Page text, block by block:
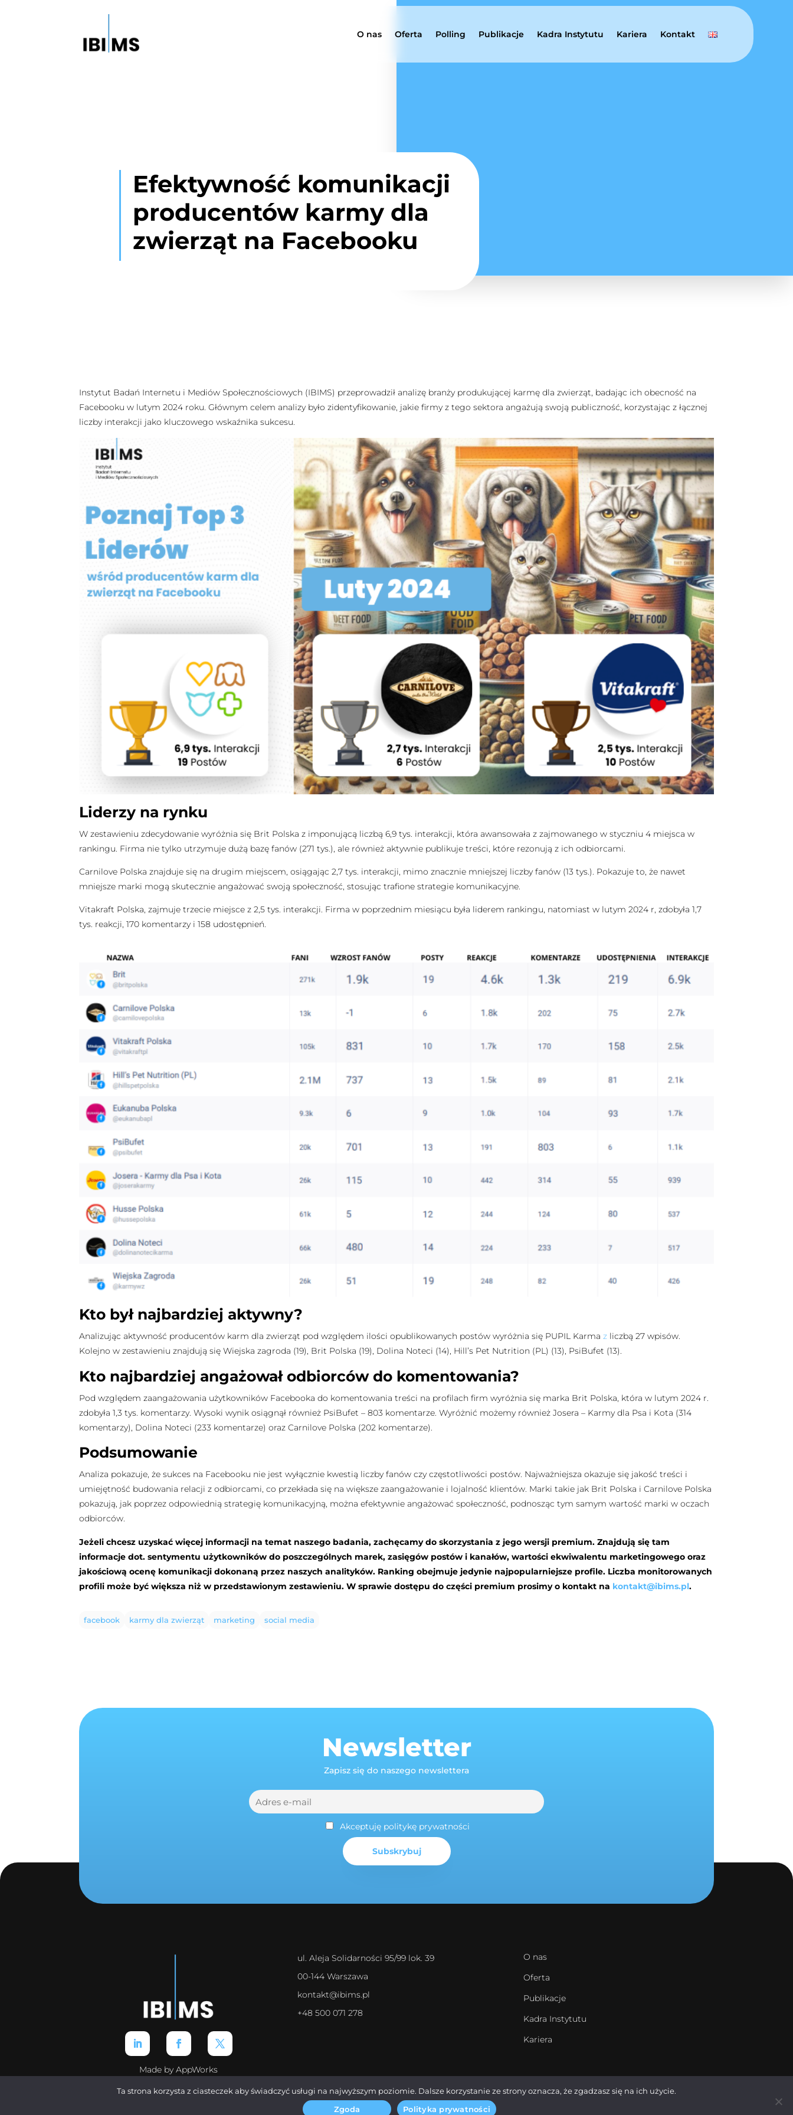
O nas Oferta Polling Publikacje Kadra Instytutu Kariera Kontakt
Efektywność komunikacji
producentów karmy dla
zwierząt na Facebooku
Instytut Badań Internetu i Mediów Społecznościowych (IBIMS) przeprowadził analizę branży produkującej karmę dla zwierząt, badając ich obecność na
Facebooku w lutym 2024 roku. Głównym celem analizy było zidentyfikowanie, jakie firmy z tego sektora angażują swoją publiczność, korzystając z łącznej
liczby interakcji jako kluczowego wskaźnika sukcesu.
Liderzy na rynku
W zestawieniu zdecydowanie wyróżnia się Brit Polska z imponującą liczbą 6,9 tys. interakcji, która awansowała z zajmowanego w styczniu 4 miejsca w
rankingu. Firma nie tylko utrzymuje dużą bazę fanów (271 tys.), ale również aktywnie publikuje treści, które rezonują z ich odbiorcami.
Carnilove Polska znajduje się na drugim miejscem, osiągając 2,7 tys. interakcji, mimo znacznie mniejszej liczby fanów (13 tys.). Pokazuje to, że nawet
mniejsze marki mogą skutecznie angażować swoją społeczność, stosując trafione strategie komunikacyjne.
Vitakraft Polska, zajmuje trzecie miejsce z 2,5 tys. interakcji. Firma w poprzednim miesiącu była liderem rankingu, natomiast w lutym 2024 r, zdobyła 1,7
tys. reakcji, 170 komentarzy i 158 udostępnień.
Kto był najbardziej aktywny?
Analizując aktywność producentów karm dla zwierząt pod względem ilości opublikowanych postów wyróżnia się PUPIL Karmaz liczbą 27 wpisów.
Kolejno w zestawieniu znajdują się Wiejska zagroda (19), Brit Polska (19), Dolina Noteci (14), Hill’s Pet Nutrition (PL) (13), PsiBufet (13).
Kto najbardziej angażował odbiorców do komentowania?
Pod względem zaangażowania użytkowników Facebooka do komentowania treści na profilach firm wyróżnia się marka Brit Polska, która w lutym 2024 r.
zdobyła 1,3 tys. komentarzy. Wysoki wynik osiągnął również PsiBufet – 803 komentarze. Wyróżnić możemy również Josera – Karmy dla Psa i Kota (314
komentarzy), Dolina Noteci (233 komentarze) oraz Carnilove Polska (202 komentarze).
Podsumowanie
Analiza pokazuje, że sukces na Facebooku nie jest wyłącznie kwestią liczby fanów czy częstotliwości postów. Najważniejsza okazuje się jakość treści i
umiejętność budowania relacji z odbiorcami, co przekłada się na większe zaangażowanie i lojalność klientów. Marki takie jak Brit Polska i Carnilove Polska
pokazują, jak poprzez odpowiednią strategię komunikacyjną, można efektywnie angażować społeczność, podnosząc tym samym wartość marki w oczach
odbiorców.
Jeżeli chcesz uzyskać więcej informacji na temat naszego badania, zachęcamy do skorzystania z jego wersji premium. Znajdują się tam
informacje dot. sentymentu użytkowników do poszczególnych marek, zasięgów postów i kanałów, wartości ekwiwalentu marketingowego oraz
jakościową ocenę komunikacji dokonaną przez naszych analityków. Ranking obejmuje jedynie najpopularniejsze profile. Liczba monitorowanych
profili może być większa niż w przedstawionym zestawieniu. W sprawie dostępu do części premium prosimy o kontakt na kontakt@ibims.pl.
facebook karmy dla zwierząt marketing social media
Newsletter
Zapisz się do naszego newslettera
Akceptuję politykę prywatności
Made by AppWorks
ul. Aleja Solidarności 95/99 lok. 39
00-144 Warszawa
kontakt@ibims.pl
+48 500 071 278
O nas
Oferta
Publikacje
Kadra Instytutu
Kariera
Ta strona korzysta z ciasteczek aby świadczyć usługi na najwyższym poziomie. Dalsze korzystanie ze strony oznacza, że zgadzasz się na ich użycie.
Zgoda
Polityka prywatności